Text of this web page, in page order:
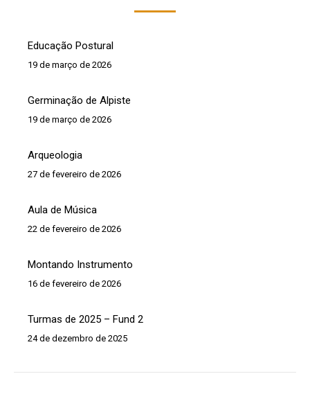
Educação Postural
19 de março de 2026
Germinação de Alpiste
19 de março de 2026
Arqueologia
27 de fevereiro de 2026
Aula de Música
22 de fevereiro de 2026
Montando Instrumento
16 de fevereiro de 2026
Turmas de 2025 – Fund 2
24 de dezembro de 2025